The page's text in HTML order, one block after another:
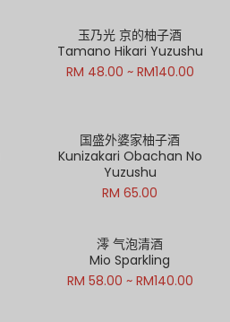
玉乃光 京的柚子酒
Tamano Hikari Yuzushu
RM 48.00 ~ RM140.00
国盛外婆家柚子酒
Kunizakari Obachan No
Yuzushu
RM 65.00
澪 气泡清酒
Mio Sparkling
RM 58.00 ~ RM140.00